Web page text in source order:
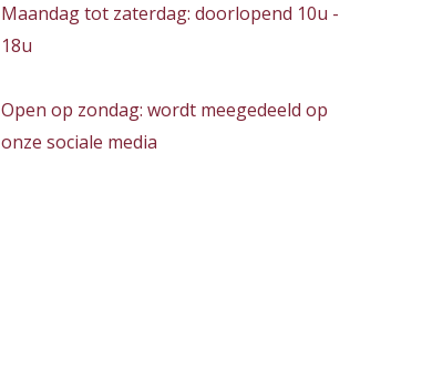
Maandag tot zaterdag: doorlopend 10u -
18u
Open op zondag: wordt meegedeeld op
onze sociale media